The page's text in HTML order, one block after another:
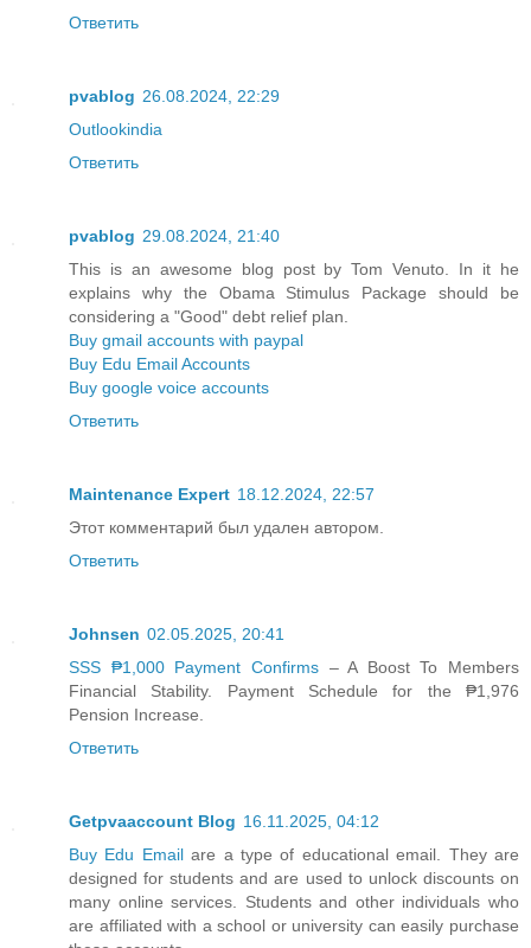
Ответить
pvablog 26.08.2024, 22:29
Outlookindia
Ответить
pvablog 29.08.2024, 21:40
This is an awesome blog post by Tom Venuto. In it he
explains why the Obama Stimulus Package should be
considering a "Good" debt relief plan.
Buy gmail accounts with paypal
Buy Edu Email Accounts
Buy google voice accounts
Ответить
Maintenance Expert 18.12.2024, 22:57
Этот комментарий был удален автором.
Ответить
Johnsen 02.05.2025, 20:41
SSS ₱1,000 Payment Confirms– A Boost To Members
Financial Stability. Payment Schedule for the ₱1,976
Pension Increase.
Ответить
Getpvaaccount Blog 16.11.2025, 04:12
Buy Edu Emailare a type of educational email. They are
designed for students and are used to unlock discounts on
many online services. Students and other individuals who
are affiliated with a school or university can easily purchase